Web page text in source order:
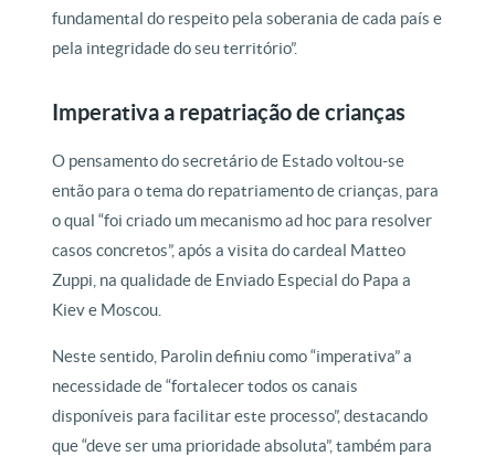
fundamental do respeito pela soberania de cada país e
pela integridade do seu território”.
Imperativa a repatriação de crianças
O pensamento do secretário de Estado voltou-se
então para o tema do repatriamento de crianças, para
o qual “foi criado um mecanismo ad hoc para resolver
casos concretos”, após a visita do cardeal Matteo
Zuppi, na qualidade de Enviado Especial do Papa a
Kiev e Moscou.
Neste sentido, Parolin definiu como “imperativa” a
necessidade de “fortalecer todos os canais
disponíveis para facilitar este processo”, destacando
que “deve ser uma prioridade absoluta”, também para